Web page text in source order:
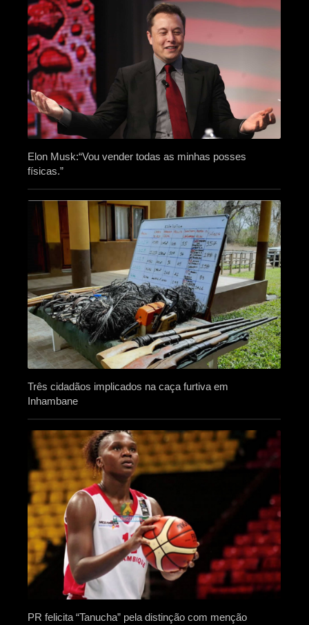
Elon Musk:“Vou vender todas as minhas posses
físicas.”
Três cidadãos implicados na caça furtiva em
Inhambane
PR felicita “Tanucha” pela distinção com menção